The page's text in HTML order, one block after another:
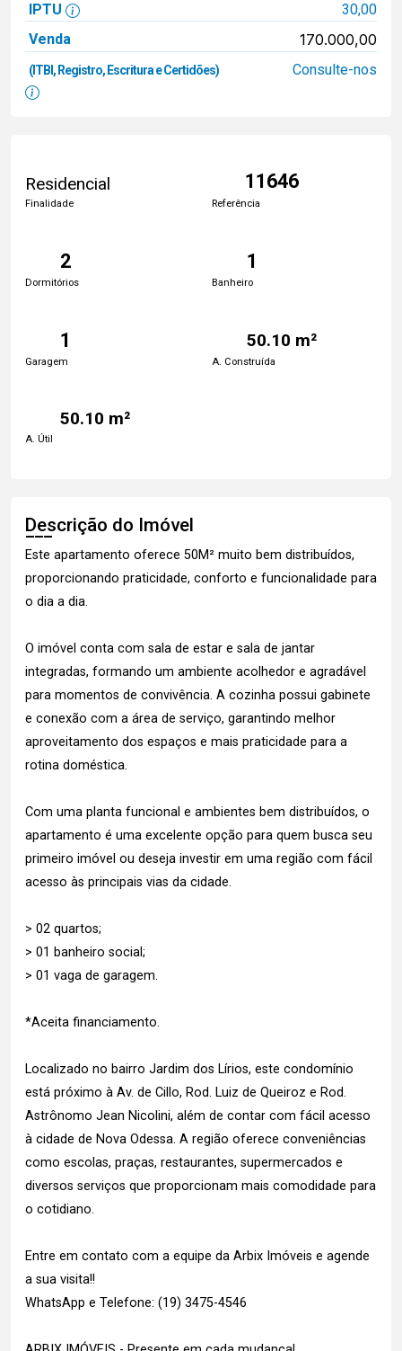
IPTU
30,00
Venda
170.000,00
(ITBI, Registro, Escritura e Certidões) Consulte-nos
Residencial
Finalidade
11646
Referência
2
Dormitórios
1
Banheiro
1
Garagem
50.10 m²
A. Construída
50.10 m²
A. Útil
Descrição do Imóvel
Este apartamento oferece 50M² muito bem distribuídos,
proporcionando praticidade, conforto e funcionalidade para
o dia a dia.
O imóvel conta com sala de estar e sala de jantar
integradas, formando um ambiente acolhedor e agradável
para momentos de convivência. A cozinha possui gabinete
e conexão com a área de serviço, garantindo melhor
aproveitamento dos espaços e mais praticidade para a
rotina doméstica.
Com uma planta funcional e ambientes bem distribuídos, o
apartamento é uma excelente opção para quem busca seu
primeiro imóvel ou deseja investir em uma região com fácil
acesso às principais vias da cidade.
> 02 quartos;
> 01 banheiro social;
> 01 vaga de garagem.
*Aceita financiamento.
Localizado no bairro Jardim dos Lírios, este condomínio
está próximo à Av. de Cillo, Rod. Luiz de Queiroz e Rod.
Astrônomo Jean Nicolini, além de contar com fácil acesso
à cidade de Nova Odessa. A região oferece conveniências
como escolas, praças, restaurantes, supermercados e
diversos serviços que proporcionam mais comodidade para
o cotidiano.
Entre em contato com a equipe da Arbix Imóveis e agende
a sua visita!!
WhatsApp e Telefone: (19) 3475-4546